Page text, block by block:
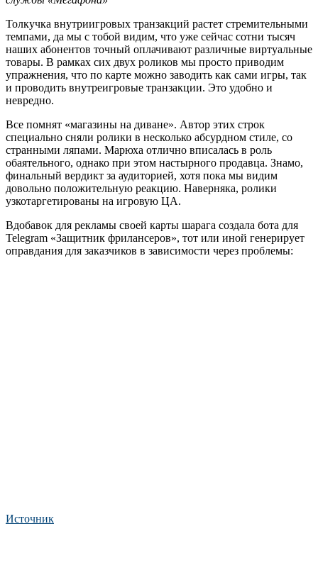
Толкучка внутриигровых транзакций растет стремительными
темпами, да мы с тобой видим, что уже сейчас сотни тысяч
наших абонентов точный оплачивают различные виртуальные
товары. В рамках сих двух роликов мы просто приводим
упражнения, что по карте можно заводить как сами игры, так
и проводить внутреигровые транзакции. Это удобно и
невредно.
Все помнят «магазины на диване». Автор этих строк
специально сняли ролики в несколько абсурдном стиле, со
странными ляпами. Марюха отлично вписалась в роль
обаятельного, однако при этом настырного продавца. Знамо,
финальный вердикт за аудиторией, хотя пока мы видим
довольно положительную реакцию. Наверняка, ролики
узкотаргетированы на игровую ЦА.
Вдобавок для рекламы своей карты шарага создала бота для
Telegram «Защитник фрилансеров», тот или иной генерирует
оправдания для заказчиков в зависимости через проблемы:
Источник